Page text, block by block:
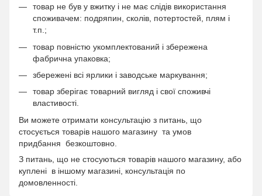
товар не був у вжитку і не має слідів використання
споживачем: подряпин, сколів, потертостей, плям і
т.п.;
товар повністю укомплектований і збережена
фабрична упаковка;
збережені всі ярлики і заводське маркування;
товар зберігає товарний вигляд і свої споживчі
властивості.
Ви можете отримати консультацію з питань, що
стосується товарів нашого магазину та умов
придбання безкоштовно.
З питань, що не стосуються товарів нашого магазину, або
куплені в іншому магазині, консультація по
домовленності.